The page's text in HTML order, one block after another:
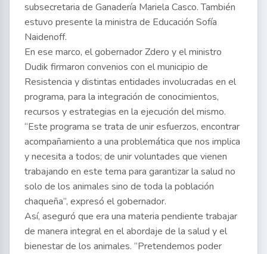
subsecretaria de Ganadería Mariela Casco. También
estuvo presente la ministra de Educación Sofía
Naidenoff.
En ese marco, el gobernador Zdero y el ministro
Dudik firmaron convenios con el municipio de
Resistencia y distintas entidades involucradas en el
programa, para la integración de conocimientos,
recursos y estrategias en la ejecución del mismo.
“Este programa se trata de unir esfuerzos, encontrar
acompañamiento a una problemática que nos implica
y necesita a todos; de unir voluntades que vienen
trabajando en este tema para garantizar la salud no
solo de los animales sino de toda la población
chaqueña”, expresó el gobernador.
Así, aseguró que era una materia pendiente trabajar
de manera integral en el abordaje de la salud y el
bienestar de los animales. “Pretendemos poder